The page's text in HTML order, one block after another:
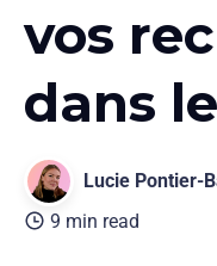
vos
dans
Lucie Pontier-
9 min read